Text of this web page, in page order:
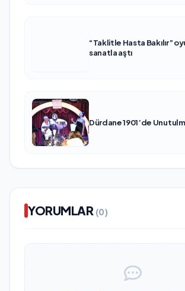
“Taklitle Hasta Bakılır”
sanatla aştı
Dürdane 1901’de
YORUMLAR (0)